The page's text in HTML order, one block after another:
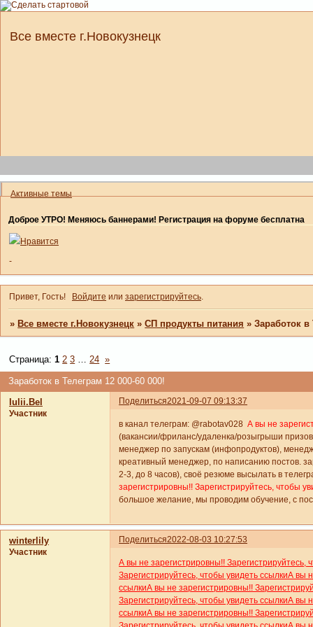
Все вместе г.Новокузнецк
Активные темы
Доброе УТРО! Меняюсь баннерами! Регистрация на форуме бесплатна
Нравится
-
Привет, Гость! Войдите или зарегистрируйтесь.
»Все вместе г.Новокузнецк »СП продукты питания »Заработок в
Заработок в Телеграм 12 000-60 000!
Страница:1 2 3 … 24 »
Поделиться2021-09-07 09:13:37
Iulii.Bel
Участник
в канал телеграм: @rabotav028 А вы не
(вакансии/фриланс/удаленка/розыгрыши
менеджер по запускам (инфопродуктов),
креативный менеджер, по написанию постов.
2-3, до 8 часов), своё резюме высылать в
зарегистрировны!! Зарегистрируйтесь, чтобы
большое желание, мы проводим обучение, с
Поделиться2022-08-03 10:27:53
winterlily
Участник
А вы не зарегистрировны!! Зарегистрируйтесь,
Зарегистрируйтесь, чтобы увидеть ссылкиА вы
ссылкиА вы не зарегистрировны!!
Зарегистрируйтесь, чтобы увидеть ссылкиА вы
ссылкиА вы не зарегистрировны!!